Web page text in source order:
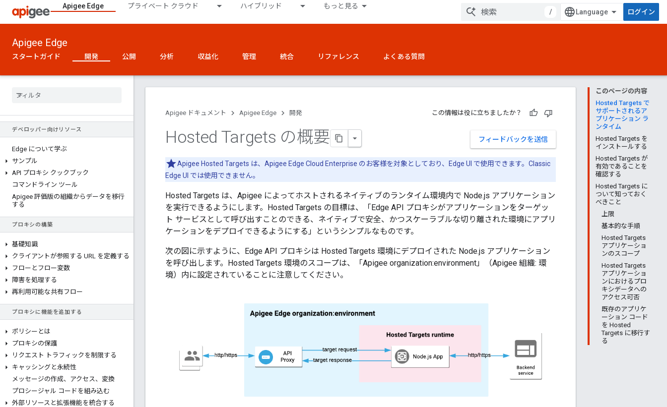
Apigee Edge プライベート クラウド ハイブリッド もっと見る
/ ログイン
Apigee Edge
スタートガイド 開発 公開 分析 収益化 管理 統合 リファレンス よくある質問
デベロッパー向けリソース
Edge について学ぶ
サンプル
API プロキシ クックブック
コマンドライン ツール
Apigee 評価版の組織からデータを移行
する
プロキシの構築
基礎知識
クライアントが参照する URL を定義する
フローとフロー変数
障害を処理する
再利用可能な共有フロー
プロキシに機能を追加する
ポリシーとは
プロキシの保護
リクエスト トラフィックを制限する
キャッシングと永続性
メッセージの作成、アクセス、変換
プロシージャル コードを組み込む
外部リソースと拡張機能を統合する
このページの内容
Hosted Targets で
サポートされるア
プリケーション ラ
ンタイム
Hosted Targets を
インストールする
Hosted Targets が
有効であることを
確認する
Hosted Targets に
ついて知っておく
べきこと
上限
基本的な手順
Hosted Targets
アプリケーショ
ンのスコープ
Hosted Targets
アプリケーショ
ンにおけるプロ
キシデータへの
アクセス可否
既存のアプリケ
ーション コード
を Hosted
Targets に移行す
る
Apigee ドキュメント Apigee Edge 開発 この情報は役に立ちましたか？
フィードバックを送信
Hosted Targets の概要
Apigee Hosted Targets は、Apigee Edge Cloud Enterprise のお客様を対象としており、Edge UI で使用できます。Classic
Edge UI では使用できません。
Hosted Targets は、Apigee によってホストされるネイティブのランタイム環境内で Node.js アプリケーション
を実行できるようにします。Hosted Targets の目標は、「Edge API プロキシがアプリケーションをターゲッ
ト サービスとして呼び出すことのできる、ネイティブで安全、かつスケーラブルな切り離された環境にアプリ
ケーションをデプロイできるようにする」というシンプルなものです。
次の図に示すように、Edge API プロキシは Hosted Targets 環境にデプロイされた Node.js アプリケーション
を呼び出します。Hosted Targets 環境のスコープは、「Apigee organization:environment」（Apigee 組織: 環
境）内に設定されていることに注意してください。